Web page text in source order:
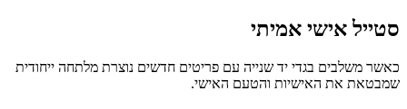
סטייל אישי אמיתי
כאשר משלבים בגדי יד שנייה עם פריטים חדשים נוצרת מלתחה ייחודית
שמבטאת את האישיות והטעם האישי.